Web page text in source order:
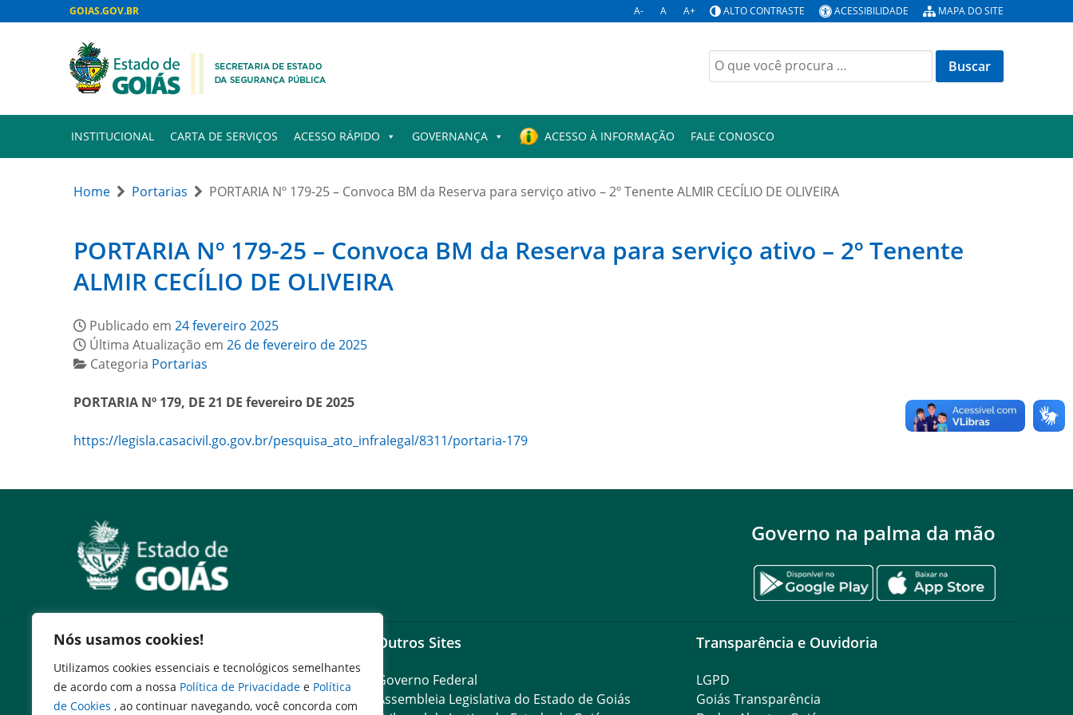
Nós usamos cookies!
Utilizamos cookies essenciais e tecnológicos semelhantes
de acordo com a nossa Política de Privacidade e Política
de Cookies , ao continuar navegando, você concorda com
GOIAS.GOV.BR A- A A+ ALTO CONTRASTE ACESSIBILIDADE MAPA DO SITE
Buscar
por:
INSTITUCIONAL CARTA DE SERVIÇOS ACESSO RÁPIDO GOVERNANÇA ACESSO À INFORMAÇÃO FALE CONOSCO
Home Portarias PORTARIA Nº 179-25 – Convoca BM da Reserva para serviço ativo – 2º Tenente ALMIR CECÍLIO DE OLIVEIRA
PORTARIA Nº 179-25 – Convoca BM da Reserva para serviço ativo – 2º Tenente
ALMIR CECÍLIO DE OLIVEIRA
Publicado em 24 fevereiro 2025
Última Atualização em 26 de fevereiro de 2025
Categoria Portarias
PORTARIA Nº 179, DE 21 DE fevereiro DE 2025
https://legisla.casacivil.go.gov.br/pesquisa_ato_infralegal/8311/portaria-179
Governo na palma da mão
Serviços
Expresso Goiás
Expresso Aplicações
Outros Sites
Governo Federal
Assembleia Legislativa do Estado de Goiás
Transparência e Ouvidoria
LGPD
Goiás Transparência